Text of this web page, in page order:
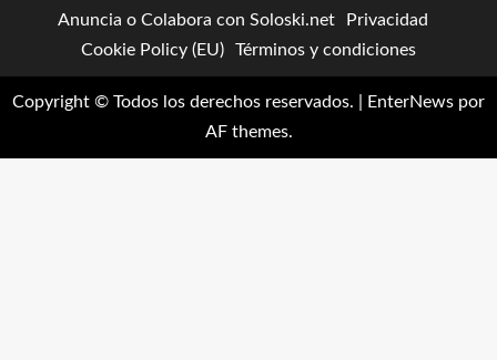
Anuncia o Colabora con Soloski.net
Privacidad
Cookie Policy (EU)
Términos y condiciones
Copyright © Todos los derechos reservados. EnterNews por
AF themes.